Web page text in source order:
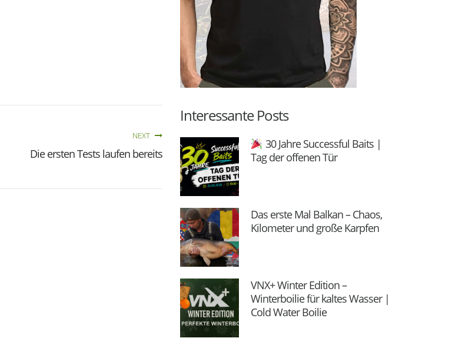
NEXT
Die ersten Tests laufen bereits
Interessante Posts
30 Jahre Successful Baits |
Tag der offenen Tür
Das erste Mal Balkan – Chaos,
Kilometer und große Karpfen
VNX+ Winter Edition –
Winterboilie für kaltes Wasser |
Cold Water Boilie